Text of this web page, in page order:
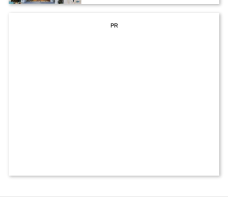
PR